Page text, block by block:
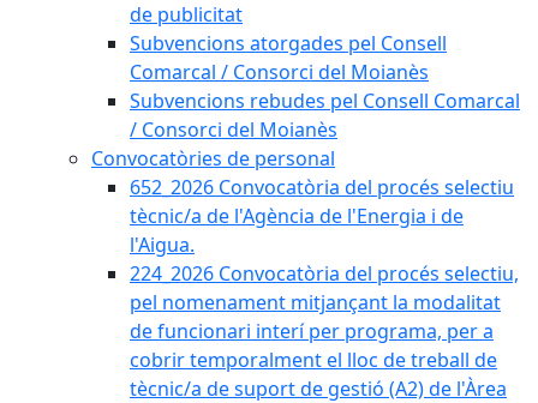
de publicitat
Subvencions atorgades pel Consell
Comarcal / Consorci del Moianès
Subvencions rebudes pel Consell Comarcal
/ Consorci del Moianès
Convocatòries de personal
652_2026 Convocatòria del procés selectiu
tècnic/a de l'Agència de l'Energia i de
l'Aigua.
224_2026 Convocatòria del procés selectiu,
pel nomenament mitjançant la modalitat
de funcionari interí per programa, per a
cobrir temporalment el lloc de treball de
tècnic/a de suport de gestió (A2) de l'Àrea